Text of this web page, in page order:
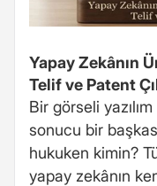
Yapay Zekânın
Telif ve Patent
Bir görseli
sonucu bir
hukuken kimin?
yapay zekânın